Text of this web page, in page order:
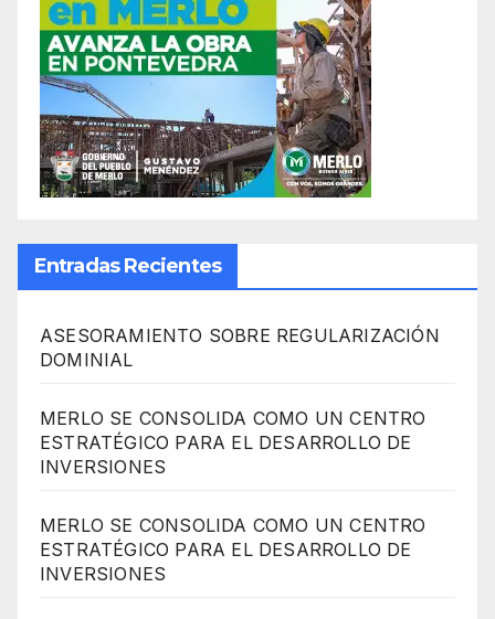
Entradas Recientes
ASESORAMIENTO SOBRE REGULARIZACIÓN
DOMINIAL
MERLO SE CONSOLIDA COMO UN CENTRO
ESTRATÉGICO PARA EL DESARROLLO DE
INVERSIONES
MERLO SE CONSOLIDA COMO UN CENTRO
ESTRATÉGICO PARA EL DESARROLLO DE
INVERSIONES